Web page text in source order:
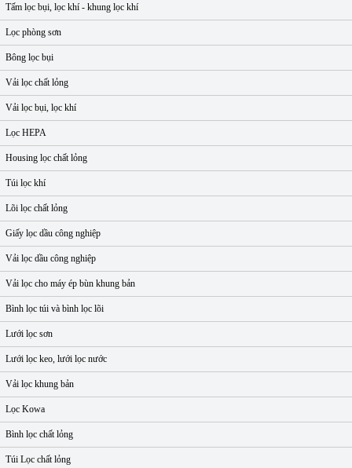
Tấm lọc bụi, lọc khí - khung lọc khí
Lọc phòng sơn
Bông lọc bụi
Vải lọc chất lỏng
Vải lọc bụi, lọc khí
Lọc HEPA
Housing lọc chất lỏng
Túi lọc khí
Lõi lọc chất lỏng
Giấy lọc dầu công nghiệp
Vải lọc dầu công nghiệp
Vải lọc cho máy ép bùn khung bản
Bình lọc túi và bình lọc lõi
Lưới lọc sơn
Lưới lọc keo, lưới lọc nước
Vải lọc khung bản
Lọc Kowa
Bình lọc chất lỏng
Túi Lọc chất lỏng